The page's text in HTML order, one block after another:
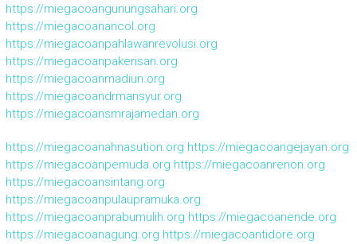
https://miegacoangunungsahari.org
https://miegacoanancol.org
https://miegacoanpahlawanrevolusi.org
https://miegacoanpakerisan.org
https://miegacoanmadiun.org
https://miegacoandrmansyur.org
https://miegacoansmrajamedan.org
https://miegacoanahnasution.org https://miegacoangejayan.org
https://miegacoanpemuda.org https://miegacoanrenon.org
https://miegacoansintang.org
https://miegacoanpulaupramuka.org
https://miegacoanprabumulih.org https://miegacoanende.org
https://miegacoanagung.org https://miegacoantidore.org